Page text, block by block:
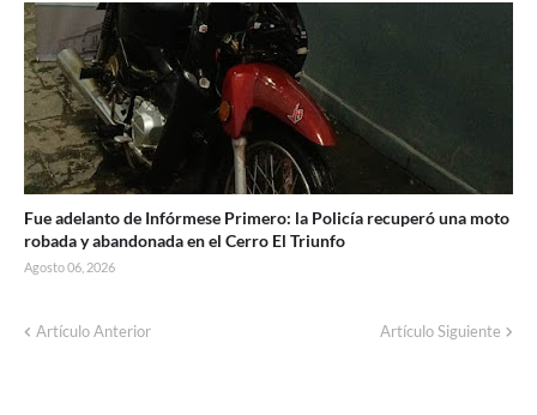
Fue adelanto de Infórmese Primero: la Policía recuperó una moto
robada y abandonada en el Cerro El Triunfo
Agosto 06, 2026
Artículo Anterior Artículo Siguiente